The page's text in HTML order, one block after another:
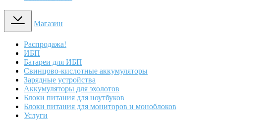
Магазин
Распродажа!
ИБП
Батареи для ИБП
Свинцово-кислотные аккумуляторы
Зарядные устройства
Аккумуляторы для эхолотов
Блоки питания для ноутбуков
Блоки питания для мониторов и моноблоков
Услуги